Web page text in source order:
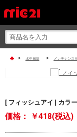
> 水中撮影 > メンテナンス
[ フィッシュアイ ] カラ
価格： ￥418(税込)